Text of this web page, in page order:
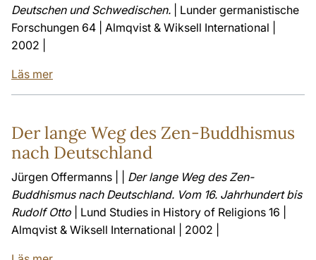
Deutschen und Schwedischen. | Lunder germanistische
Forschungen 64 | Almqvist & Wiksell International |
2002 |
Läs mer
Der lange Weg des Zen-Buddhismus
nach Deutschland
Jürgen Offermanns | | Der lange Weg des Zen-
Buddhismus nach Deutschland. Vom 16. Jahrhundert bis
Rudolf Otto | Lund Studies in History of Religions 16 |
Almqvist & Wiksell International | 2002 |